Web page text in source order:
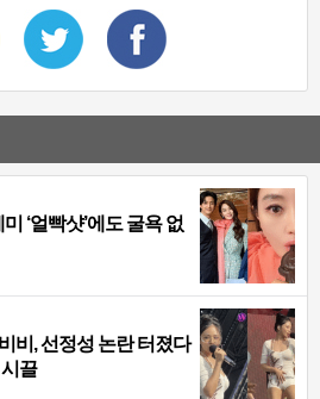
‘얼빡샷’에도 굴욕 없
비, 선정성 논란 터졌다
끌